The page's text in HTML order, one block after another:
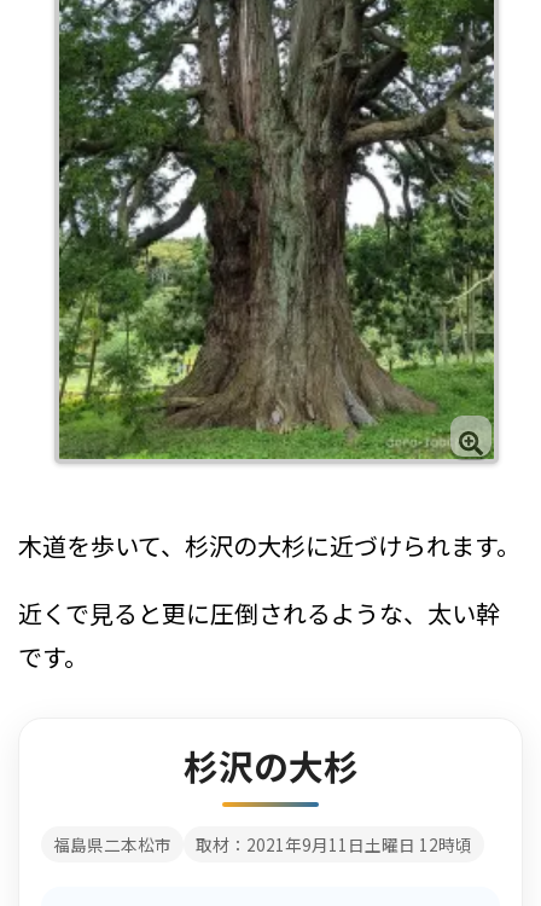
木道を歩いて、杉沢の大杉に近づけられます。
近くで見ると更に圧倒されるような、太い幹
です。
杉沢の大杉
福島県二本松市 取材：2021年9月11日土曜日 12時頃